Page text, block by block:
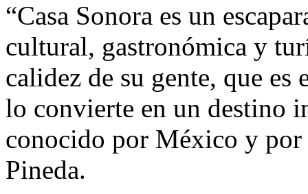
“Casa Sonora es un
cultural, gastronómica y
calidez de su gente, que
lo convierte en un destino
conocido por México y
Pineda.